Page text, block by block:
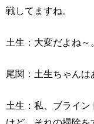
戦してますね。
土生：大変だよね～。
尾関：土生ちゃんは
土生：私、ブライ